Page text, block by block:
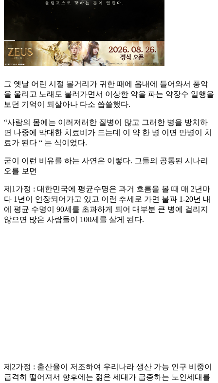
그 옛날 어린 시절 볼거리가 귀한 때에 읍내에 들어와서 풍악
을 울리고 노래도 불러가면서 이상한 약을 파는 약장수 일행을
보던 기억이 되살아나 다소 씁쓸했다.
“사람의 몸에는 이러저러한 질병이 많고 그러한 병을 방치하
면 나중에 막대한 치료비가 드는데 이 약 한 병 이면 만병이 치
료가 된다 “ 는 식이었다.
굳이 이런 비유를 하는 사연은 이렇다. 그들의 공통된 시나리
오를 보면
제1가정 : 대한민국에 평균수명은 과거 흐름을 볼 때 매 2년마
다 1년이 연장되어가고 있고 이런 추세로 가면 불과 1-20년 내
에 평균 수명이 90세를 초과하게 되어 대부분 큰 병에 걸리지
않으면 많은 사람들이 100세를 살게 된다.
제2가정 : 출산율이 저조하여 우리나라 생산 가능 인구 비중이
급격히 떨어져서 향후에는 젊은 세대가 급증하는 노인세대를